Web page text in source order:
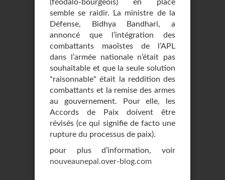
(féodalo-bourgeois) en place
semble se raidir. La ministre de la
Défense, Bidhya Bandhari, a
annoncé que l’intégration des
combattants maoïstes de l’APL
dans l’armée nationale n’était pas
souhaitable et que la seule solution
"raisonnable" était la reddition des
combattants et la remise des armes
au gouvernement. Pour elle, les
Accords de Paix doivent être
révisés (ce qui signifie de facto une
rupture du processus de paix).
pour plus d’information, voir
nouveaunepal.over-blog.com